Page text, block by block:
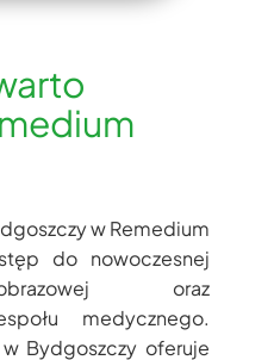
w Remedium
do nowoczesnej
oraz
medycznego.
Bydgoszczy oferuje